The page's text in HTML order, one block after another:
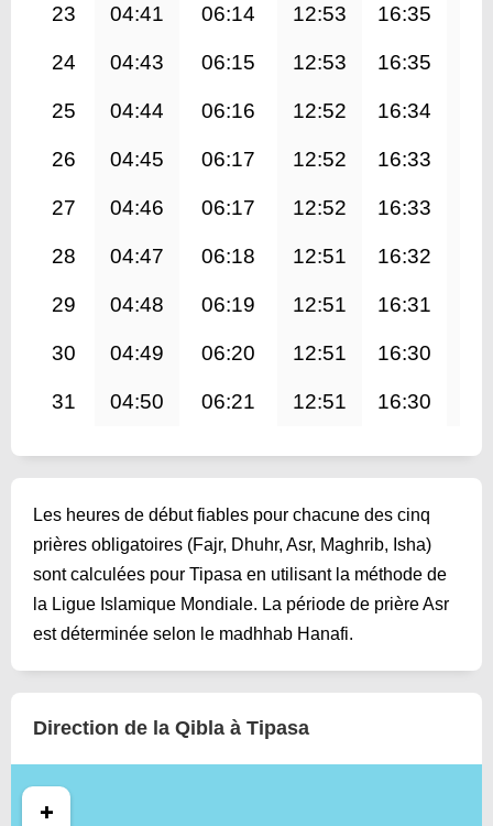
23 04:41 06:14 12:53 16:35
24 04:43 06:15 12:53 16:35
25 04:44 06:16 12:52 16:34
26 04:45 06:17 12:52 16:33
27 04:46 06:17 12:52 16:33
28 04:47 06:18 12:51 16:32
29 04:48 06:19 12:51 16:31
30 04:49 06:20 12:51 16:30
31 04:50 06:21 12:51 16:30
Les heures de début fiables pour chacune des cinq
prières obligatoires (Fajr, Dhuhr, Asr, Maghrib, Isha)
sont calculées pour Tipasa en utilisant la méthode de
la Ligue Islamique Mondiale. La période de prière Asr
est déterminée selon le madhhab Hanafi.
Direction de la Qibla à Tipasa
+